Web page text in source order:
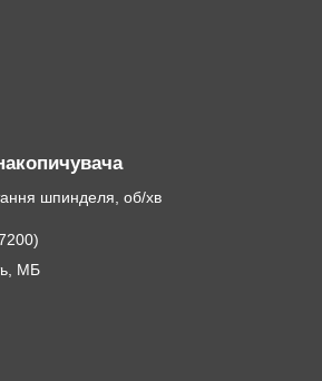
шпинделя, об/хв
МБ